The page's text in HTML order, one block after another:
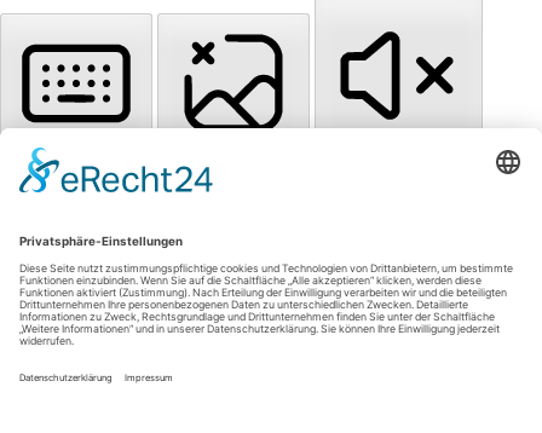
Tastaturnavigation
Titel hervorheben Inhalt hervorheben Animationen stoppen
Einstellungen zurücksetzen